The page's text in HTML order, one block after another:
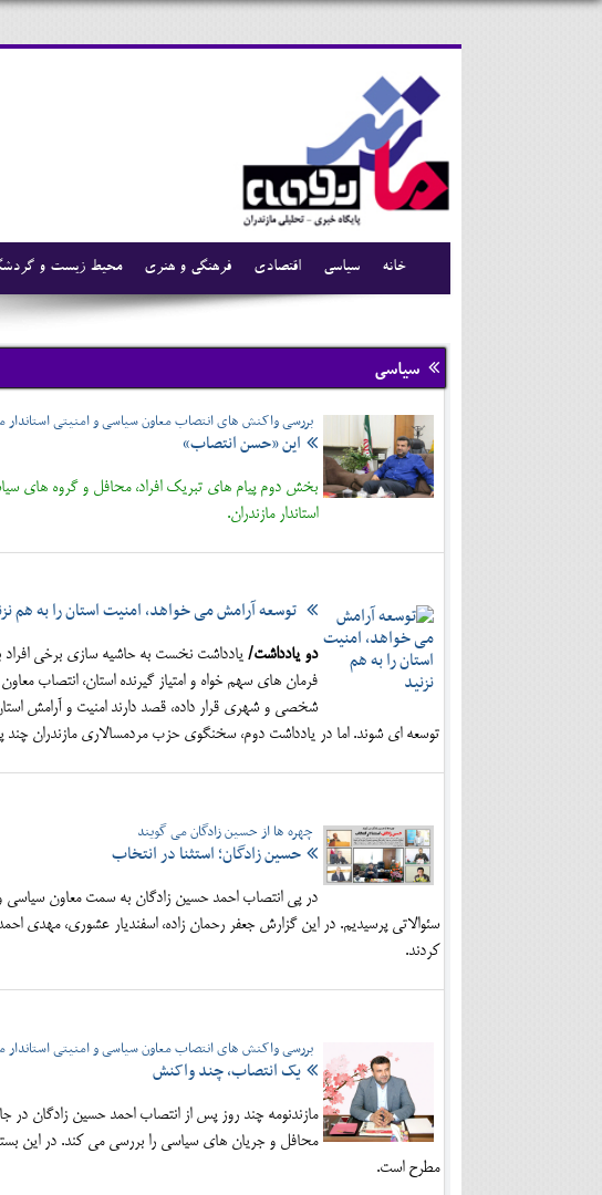
محیط زیست و فرهنگی و هنری اقتصادی سیاسی خانه
سیاسی
بررسی واکنش های انتصاب معاون سیاسی و امنیتی استاندار
این «حسن انتصاب»
بخش دوم پیام های تبریک افراد، محافل و گروه های
استاندار مازندران.
توسعه آرامش می خواهد، امنیت استان را به هم
دو یادداشت/ یادداشت نخست به حاشیه سازی برخی افراد
فرمان های سهم خواه و امتیاز گیرنده استان، انتصاب
شخصی و شهری قرار داده، قصد دارند امنیت و آرامش استان
توسعه ای شوند. اما در یادداشت دوم، سخنگوی حزب مردمسالاری مازندران چند
چهره ها از حسین زادگان می گویند
حسین زادگان؛ استثنا در انتخاب
در پی انتصاب احمد حسین زادگان به سمت معاون سیاسی و
سئوالاتی پرسیدیم. در این گزارش جعفر رحمان زاده، اسفندیار عشوری، مهدی
کردند.
بررسی واکنش های انتصاب معاون سیاسی و امنیتی استاندار
یک انتصاب، چند واکنش
مازندنومه چند روز پس از انتصاب احمد حسین زادگان در
محافل و جریان های سیاسی را بررسی می کند. در این بسته
مطرح است.